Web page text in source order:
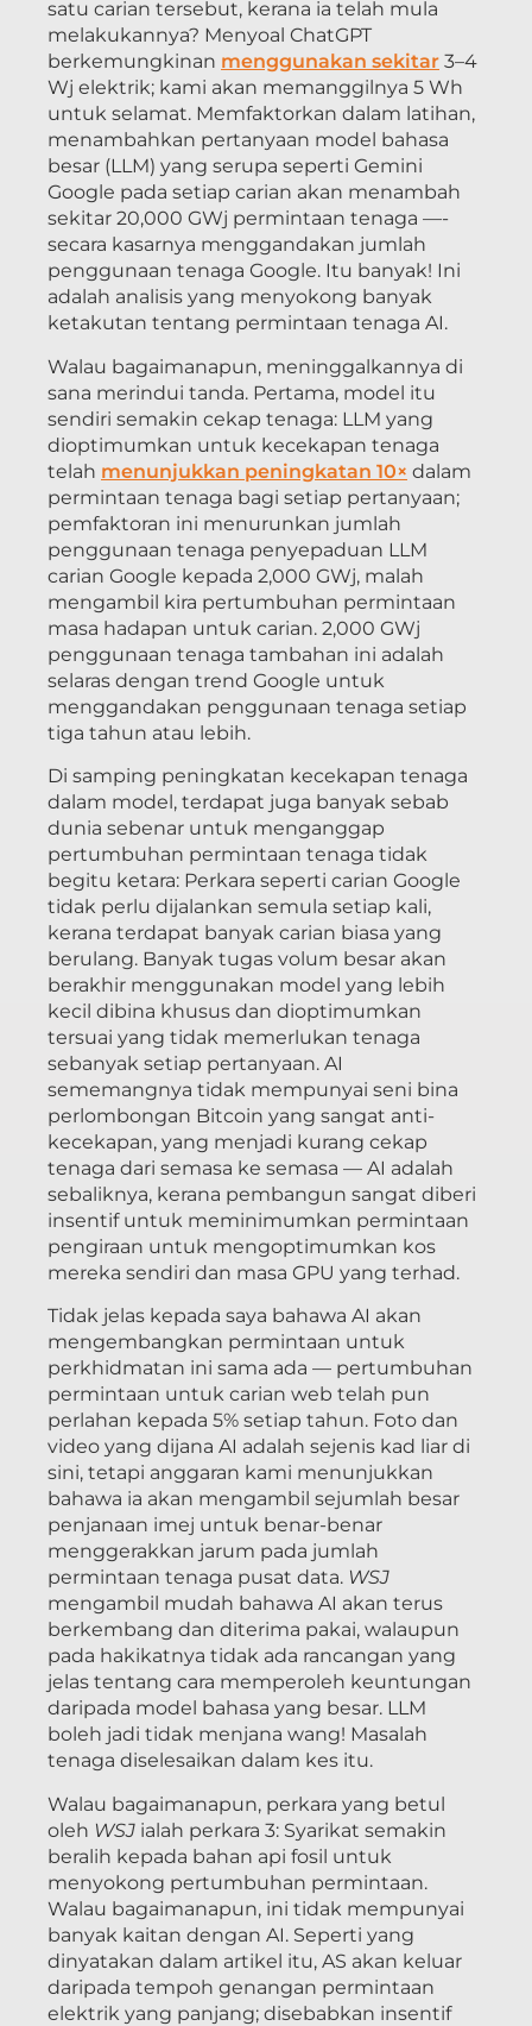
satu carian tersebut, kerana ia telah mula
melakukannya? Menyoal ChatGPT
berkemungkinan menggunakan sekitar 3–4
Wj elektrik; kami akan memanggilnya 5 Wh
untuk selamat. Memfaktorkan dalam latihan,
menambahkan pertanyaan model bahasa
besar (LLM) yang serupa seperti Gemini
Google pada setiap carian akan menambah
sekitar 20,000 GWj permintaan tenaga —-
secara kasarnya menggandakan jumlah
penggunaan tenaga Google. Itu banyak! Ini
adalah analisis yang menyokong banyak
ketakutan tentang permintaan tenaga AI.
Walau bagaimanapun, meninggalkannya di
sana merindui tanda. Pertama, model itu
sendiri semakin cekap tenaga: LLM yang
dioptimumkan untuk kecekapan tenaga
telah menunjukkan peningkatan 10× dalam
permintaan tenaga bagi setiap pertanyaan;
pemfaktoran ini menurunkan jumlah
penggunaan tenaga penyepaduan LLM
carian Google kepada 2,000 GWj, malah
mengambil kira pertumbuhan permintaan
masa hadapan untuk carian. 2,000 GWj
penggunaan tenaga tambahan ini adalah
selaras dengan trend Google untuk
menggandakan penggunaan tenaga setiap
tiga tahun atau lebih.
Di samping peningkatan kecekapan tenaga
dalam model, terdapat juga banyak sebab
dunia sebenar untuk menganggap
pertumbuhan permintaan tenaga tidak
begitu ketara: Perkara seperti carian Google
tidak perlu dijalankan semula setiap kali,
kerana terdapat banyak carian biasa yang
berulang. Banyak tugas volum besar akan
berakhir menggunakan model yang lebih
kecil dibina khusus dan dioptimumkan
tersuai yang tidak memerlukan tenaga
sebanyak setiap pertanyaan. AI
sememangnya tidak mempunyai seni bina
perlombongan Bitcoin yang sangat anti-
kecekapan, yang menjadi kurang cekap
tenaga dari semasa ke semasa — AI adalah
sebaliknya, kerana pembangun sangat diberi
insentif untuk meminimumkan permintaan
pengiraan untuk mengoptimumkan kos
mereka sendiri dan masa GPU yang terhad.
Tidak jelas kepada saya bahawa AI akan
mengembangkan permintaan untuk
perkhidmatan ini sama ada — pertumbuhan
permintaan untuk carian web telah pun
perlahan kepada 5% setiap tahun. Foto dan
video yang dijana AI adalah sejenis kad liar di
sini, tetapi anggaran kami menunjukkan
bahawa ia akan mengambil sejumlah besar
penjanaan imej untuk benar-benar
menggerakkan jarum pada jumlah
permintaan tenaga pusat data. WSJ
mengambil mudah bahawa AI akan terus
berkembang dan diterima pakai, walaupun
pada hakikatnya tidak ada rancangan yang
jelas tentang cara memperoleh keuntungan
daripada model bahasa yang besar. LLM
boleh jadi tidak menjana wang! Masalah
tenaga diselesaikan dalam kes itu.
Walau bagaimanapun, perkara yang betul
oleh WSJ ialah perkara 3: Syarikat semakin
beralih kepada bahan api fosil untuk
menyokong pertumbuhan permintaan.
Walau bagaimanapun, ini tidak mempunyai
banyak kaitan dengan AI. Seperti yang
dinyatakan dalam artikel itu, AS akan keluar
daripada tempoh genangan permintaan
elektrik yang panjang; disebabkan insentif